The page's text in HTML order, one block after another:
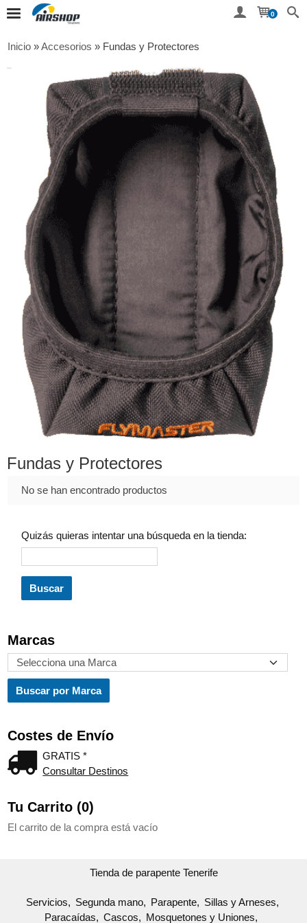
0
Marcas
Costes de Envío
GRATIS *
Consultar Destinos
Tu Carrito (0)
El carrito de la compra está vacío
Inicio »Accesorios » Fundas y Protectores
Fundas y Protectores
No se han encontrado productos
Quizás quieras intentar una búsqueda en la tienda:
Tienda de parapente Tenerife
Servicios Segunda mano Parapente
Sillas y Arneses
Paracaídas
Cascos Mosquetones y Uniones